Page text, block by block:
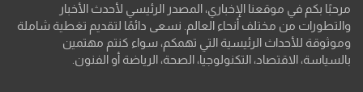
مرحبًا بكم في موقعنا الإخباري، المصدر الرئيسي لأحدث الأخبار
والتطورات من مختلف أنحاء العالم. نسعى دائمًا لتقديم تغطية شاملة
وموثوقة للأحداث الرئيسية التي تهمكم، سواء كنتم مهتمين
بالسياسة، الاقتصاد، التكنولوجيا، الصحة، الرياضة أو الفنون.